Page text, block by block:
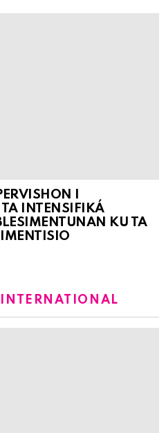
I
INTENSIFIKÁ
KU TA
INTERNATIONAL